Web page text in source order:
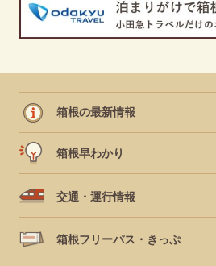
箱根の最新情報
箱根早わかり
交通・運行情報
箱根フリーパス・きっぷ